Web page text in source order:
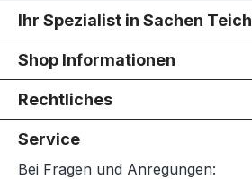
Ihr Spezialist in Sachen Teich
Shop Informationen
Rechtliches
Service
Bei Fragen und Anregungen: